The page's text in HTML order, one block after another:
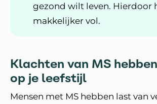
gezond wilt leven. Hierdoor
makkelijker vol.
Klachten van MS
op je leefstijl
Mensen met MS hebben last van